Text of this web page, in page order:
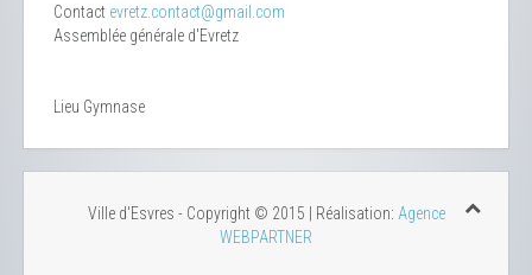
Contact evretz.contact@gmail.com
Assemblée générale d'Evretz
Lieu Gymnase
Ville d'Esvres - Copyright © 2015 | Réalisation: Agence
WEBPARTNER